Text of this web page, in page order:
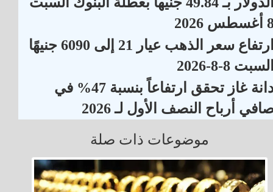
2026
ارتفاع سعر الذهب عيار 21 إلى 6090 جنيهًا
8-8-2026
دانة غاز تحقق ارتفاعاً بنسبة 47% في
أرباح النصف الأول لـ 2026
موضوعات ذات صلة